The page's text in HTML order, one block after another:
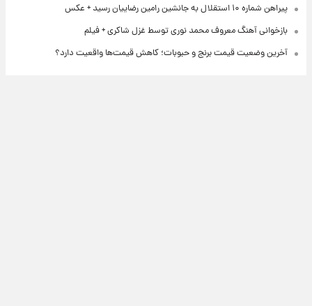
پیراهن شماره ۱۰ استقلال به جانشین رامین رضاییان رسید + عکس
بازخوانی آهنگ معروف محمد نوری توسط غزل شاکری + فیلم
آخرین وضعیت قیمت برنج و حبوبات؛ کاهش قیمت‌ها واقعیت دارد؟